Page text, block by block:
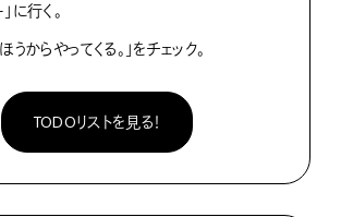
に行く。
うからやってくる。」をチェック。
TODOリストを見る！